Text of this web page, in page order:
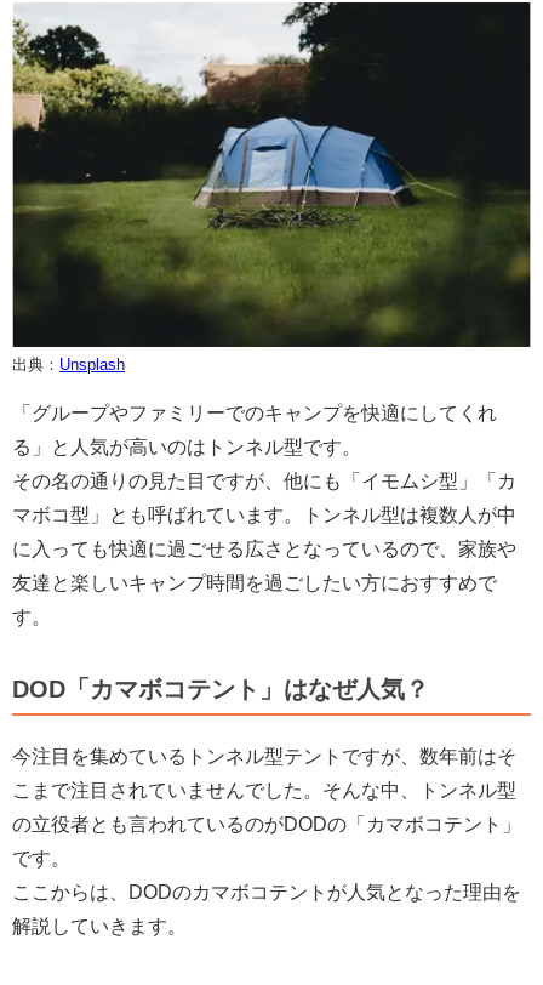
出典： Unsplash
「グループやファミリーでのキャンプを快適にしてくれ
る」と人気が高いのはトンネル型です。
その名の通りの見た目ですが、他にも「イモムシ型」「カ
マボコ型」とも呼ばれています。トンネル型は複数人が中
に入っても快適に過ごせる広さとなっているので、家族や
友達と楽しいキャンプ時間を過ごしたい方におすすめで
す。
DOD「カマボコテント」はなぜ人気？
今注目を集めているトンネル型テントですが、数年前はそ
こまで注目されていませんでした。そんな中、トンネル型
の立役者とも言われているのがDODの「カマボコテント」
です。
ここからは、DODのカマボコテントが人気となった理由を
解説していきます。